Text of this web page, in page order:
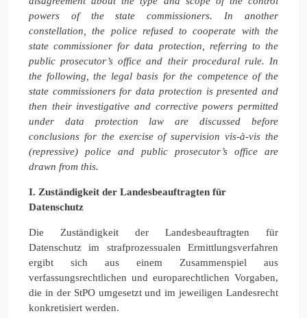
powers of the state commissioners. In another
constellation, the police refused to cooperate with the
state commissioner for data protection, referring to the
public prosecutor’s office and their procedural rule. In
the following, the legal basis for the competence of the
state commissioners for data protection is presented and
then their investigative and corrective powers permitted
under data protection law are discussed before
conclusions for the exercise of supervision vis-à-vis the
(repressive) police and public prosecutor’s office are
drawn from this.
I. Zuständigkeit der Landesbeauftragten für
Datenschutz
Die Zuständigkeit der Landesbeauftragten für
Datenschutz im strafprozessualen Ermittlungsverfahren
ergibt sich aus einem Zusammenspiel aus
verfassungsrechtlichen und europarechtlichen Vorgaben,
die in der StPO umgesetzt und im jeweiligen Landesrecht
konkretisiert werden.